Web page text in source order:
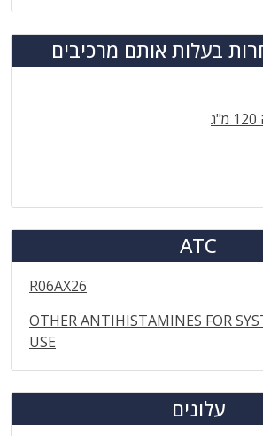
בעלות אותם מרכיבים
ATC
R06AX26
OTHER ANTIHISTAMINES FOR
USE
עלונים